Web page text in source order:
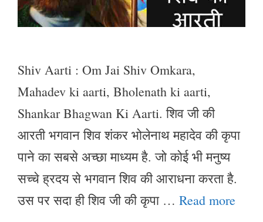
Shiv Aarti : Om Jai Shiv Omkara,
Mahadev ki aarti, Bholenath ki aarti,
Shankar Bhagwan Ki Aarti. शिव जी की
आरती भगवान शिव शंकर भोलेनाथ महादेव की कृपा
पाने का सबसे अच्छा माध्यम है. जो कोई भी मनुष्य
सच्चे ह्रदय से भगवान शिव की आराधना करता है.
उस पर सदा ही शिव जी की कृपा … Read more